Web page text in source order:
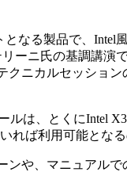
なる製品で、Intel
ーニ氏の基調講演
ニカルセッショ
は、とくにIntel
れば利用可能となる
や、マニュアル